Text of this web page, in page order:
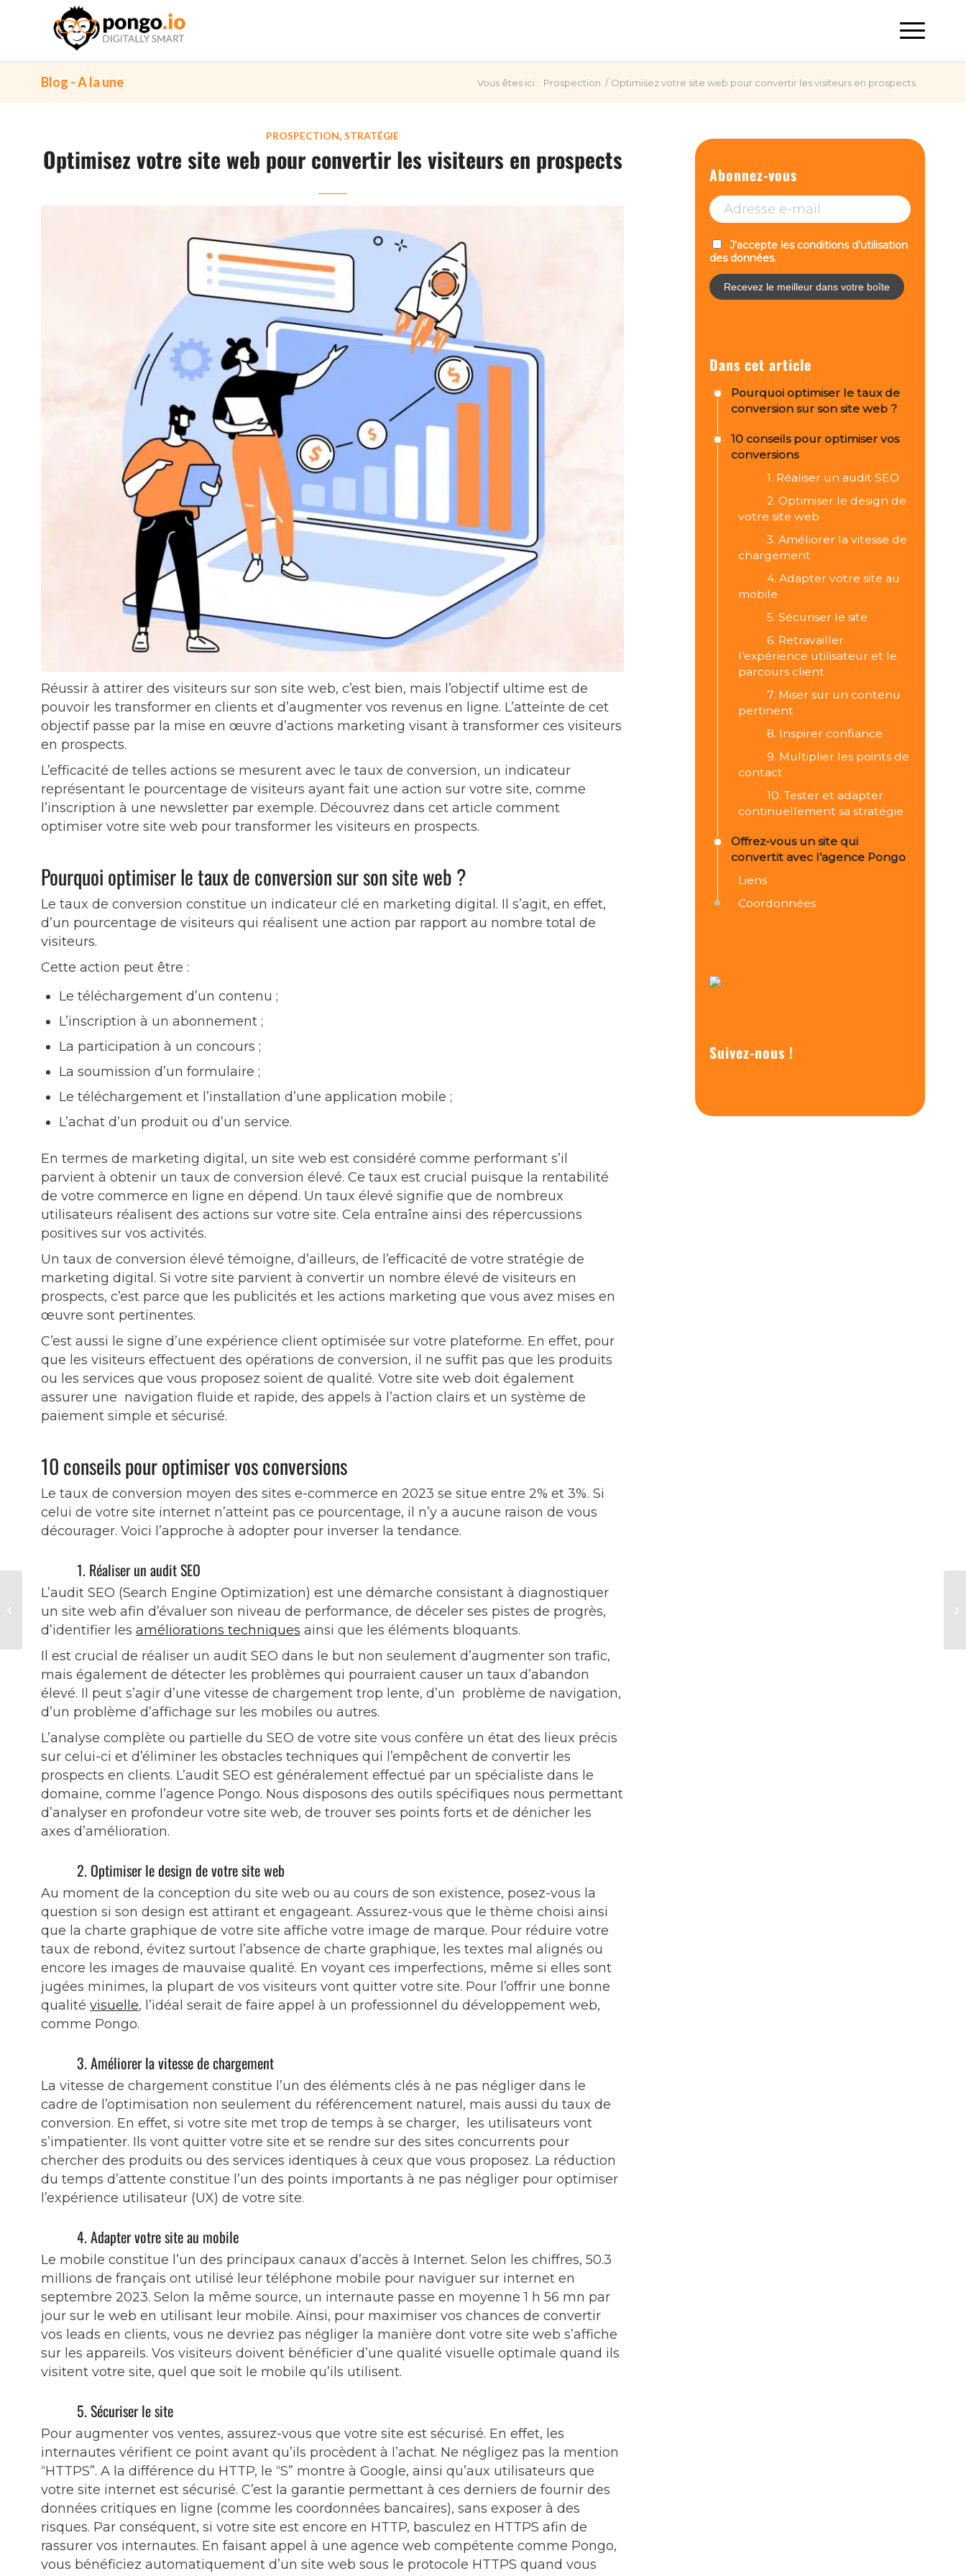
Blog - A la une Vous êtes ici : Prospection / Optimisez votre site web pour convertir les visiteurs en prospects
PROSPECTION, STRATÉGIE
Optimisez votre site web pour convertir les visiteurs en prospects
Réussir à attirer des visiteurs sur son site web, c’est bien, mais l’objectif ultime est de
pouvoir les transformer en clients et d’augmenter vos revenus en ligne. L’atteinte de cet
objectif passe par la mise en œuvre d’actions marketing visant à transformer ces visiteurs
en prospects.
L’efficacité de telles actions se mesurent avec le taux de conversion, un indicateur
représentant le pourcentage de visiteurs ayant fait une action sur votre site, comme
l’inscription à une newsletter par exemple. Découvrez dans cet article comment
optimiser votre site web pour transformer les visiteurs en prospects.
Pourquoi optimiser le taux de conversion sur son site web ?
Le taux de conversion constitue un indicateur clé en marketing digital. Il s’agit, en effet,
d’un pourcentage de visiteurs qui réalisent une action par rapport au nombre total de
visiteurs.
Cette action peut être :
Le téléchargement d’un contenu ;
L’inscription à un abonnement ;
La participation à un concours ;
La soumission d’un formulaire ;
Le téléchargement et l’installation d’une application mobile ;
L’achat d’un produit ou d’un service.
En termes de marketing digital, un site web est considéré comme performant s’il
parvient à obtenir un taux de conversion élevé. Ce taux est crucial puisque la rentabilité
de votre commerce en ligne en dépend. Un taux élevé signifie que de nombreux
utilisateurs réalisent des actions sur votre site. Cela entraîne ainsi des répercussions
positives sur vos activités.
Un taux de conversion élevé témoigne, d’ailleurs, de l’efficacité de votre stratégie de
marketing digital. Si votre site parvient à convertir un nombre élevé de visiteurs en
prospects, c’est parce que les publicités et les actions marketing que vous avez mises en
œuvre sont pertinentes.
C’est aussi le signe d’une expérience client optimisée sur votre plateforme. En effet, pour
que les visiteurs effectuent des opérations de conversion, il ne suffit pas que les produits
ou les services que vous proposez soient de qualité. Votre site web doit également
assurer une navigation fluide et rapide, des appels à l’action clairs et un système de
paiement simple et sécurisé.
10 conseils pour optimiser vos conversions
Le taux de conversion moyen des sites e-commerce en 2023 se situe entre 2% et 3%. Si
celui de votre site internet n’atteint pas ce pourcentage, il n’y a aucune raison de vous
décourager. Voici l’approche à adopter pour inverser la tendance.
1. Réaliser un audit SEO
L’audit SEO (Search Engine Optimization) est une démarche consistant à diagnostiquer
un site web afin d’évaluer son niveau de performance, de déceler ses pistes de progrès,
d’identifier les améliorations techniques ainsi que les éléments bloquants.
Il est crucial de réaliser un audit SEO dans le but non seulement d’augmenter son trafic,
mais également de détecter les problèmes qui pourraient causer un taux d’abandon
élevé. Il peut s’agir d’une vitesse de chargement trop lente, d’un problème de navigation,
d’un problème d’affichage sur les mobiles ou autres.
L’analyse complète ou partielle du SEO de votre site vous confère un état des lieux précis
sur celui-ci et d’éliminer les obstacles techniques qui l’empêchent de convertir les
prospects en clients. L’audit SEO est généralement effectué par un spécialiste dans le
domaine, comme l’agence Pongo. Nous disposons des outils spécifiques nous permettant
d’analyser en profondeur votre site web, de trouver ses points forts et de dénicher les
axes d’amélioration.
2. Optimiser le design de votre site web
Au moment de la conception du site web ou au cours de son existence, posez-vous la
question si son design est attirant et engageant. Assurez-vous que le thème choisi ainsi
que la charte graphique de votre site affiche votre image de marque. Pour réduire votre
taux de rebond, évitez surtout l’absence de charte graphique, les textes mal alignés ou
encore les images de mauvaise qualité. En voyant ces imperfections, même si elles sont
jugées minimes, la plupart de vos visiteurs vont quitter votre site. Pour l’offrir une bonne
qualité visuelle, l’idéal serait de faire appel à un professionnel du développement web,
comme Pongo.
3. Améliorer la vitesse de chargement
La vitesse de chargement constitue l’un des éléments clés à ne pas négliger dans le
cadre de l’optimisation non seulement du référencement naturel, mais aussi du taux de
conversion. En effet, si votre site met trop de temps à se charger, les utilisateurs vont
s’impatienter. Ils vont quitter votre site et se rendre sur des sites concurrents pour
chercher des produits ou des services identiques à ceux que vous proposez. La réduction
du temps d’attente constitue l’un des points importants à ne pas négliger pour optimiser
l’expérience utilisateur (UX) de votre site.
4. Adapter votre site au mobile
Le mobile constitue l’un des principaux canaux d’accès à Internet. Selon les chiffres, 50.3
millions de français ont utilisé leur téléphone mobile pour naviguer sur internet en
septembre 2023. Selon la même source, un internaute passe en moyenne 1 h 56 mn par
jour sur le web en utilisant leur mobile. Ainsi, pour maximiser vos chances de convertir
vos leads en clients, vous ne devriez pas négliger la manière dont votre site web s’affiche
sur les appareils. Vos visiteurs doivent bénéficier d’une qualité visuelle optimale quand ils
visitent votre site, quel que soit le mobile qu’ils utilisent.
5. Sécuriser le site
Pour augmenter vos ventes, assurez-vous que votre site est sécurisé. En effet, les
internautes vérifient ce point avant qu’ils procèdent à l’achat. Ne négligez pas la mention
“HTTPS”. A la différence du HTTP, le “S” montre à Google, ainsi qu’aux utilisateurs que
votre site internet est sécurisé. C’est la garantie permettant à ces derniers de fournir des
données critiques en ligne (comme les coordonnées bancaires), sans exposer à des
risques. Par conséquent, si votre site est encore en HTTP, basculez en HTTPS afin de
rassurer vos internautes. En faisant appel à une agence web compétente comme Pongo,
vous bénéficiez automatiquement d’un site web sous le protocole HTTPS quand vous
Abonnez-vous
J'accepte les conditions d’utilisation
des données.
Dans cet article
Pourquoi optimiser le taux de
conversion sur son site web ?
10 conseils pour optimiser vos
conversions
1. Réaliser un audit SEO
2. Optimiser le design de
votre site web
3. Améliorer la vitesse de
chargement
4. Adapter votre site au
mobile
5. Sécuriser le site
6. Retravailler
l’expérience utilisateur et le
parcours client
7. Miser sur un contenu
pertinent
8. Inspirer confiance
9. Multiplier les points de
contact
10. Tester et adapter
continuellement sa stratégie
Offrez-vous un site qui
convertit avec l’agence Pongo
Liens
Coordonnées
Suivez-nous !
Les clés pour
surmonter les défis
courants dans les
agences web